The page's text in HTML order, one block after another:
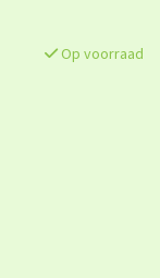
Op voorraad